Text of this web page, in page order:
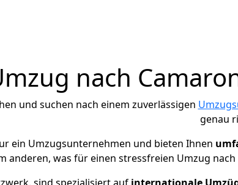
nach
und suchen nach einem zuverlässigen
genau
ein Umzugsunternehmen und bieten Ihnen
anderen, was für einen stressfreien Umzug